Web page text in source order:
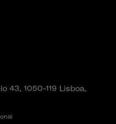
43, 1050-119 Lisboa,